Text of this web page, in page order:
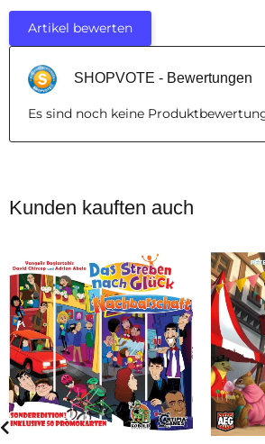
Artikel bewerten
SHOPVOTE - Bewertungen
Es sind noch keine
Kunden kauften auch